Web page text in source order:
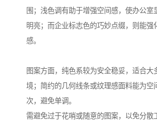
围；浅色调有助于增强空间感，使办公室
明亮；而企业标志色的巧妙点缀，则能强
感。
图案方面，纯色系较为安全稳妥，适合大
境；简约的几何线条或纹理感面料能为空
次，避免单调。
需避免过于花哨或随意的图案，以免分散